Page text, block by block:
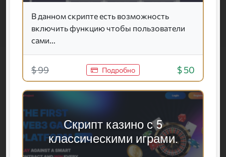
В данном скрипте есть возможность
включить функцию чтобы пользователи
сами...
$ 99 Подробно $ 50
Скрипт казино с 5
классическими играми.